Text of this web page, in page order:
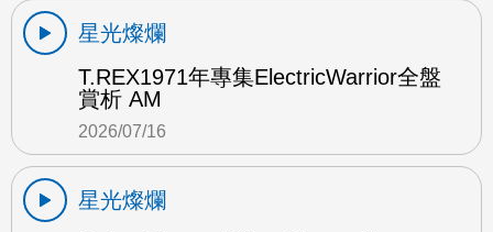
星光燦爛
T.REX1971年專集ElectricWarrior全盤
賞析 AM
2026/07/16
星光燦爛